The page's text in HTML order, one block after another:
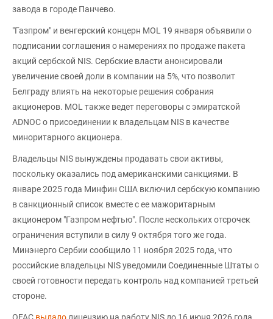
завода в городе Панчево.
"Газпром" и венгерский концерн MOL 19 января объявили о
подписании соглашения о намерениях по продаже пакета
акций сербской NIS. Сербские власти анонсировали
увеличение своей доли в компании на 5%, что позволит
Белграду влиять на некоторые решения собрания
акционеров. MOL также ведет переговоры с эмиратской
ADNOC о присоединении к владельцам NIS в качестве
миноритарного акционера.
Владельцы NIS вынуждены продавать свои активы,
поскольку оказались под американскими санкциями. В
январе 2025 года Минфин США включил сербскую компанию
в санкционный список вместе с ее мажоритарным
акционером "Газпром нефтью". После нескольких отсрочек
ограничения вступили в силу 9 октября того же года.
Минэнерго Сербии сообщило 11 ноября 2025 года, что
российские владельцы NIS уведомили Соединенные Штаты о
своей готовности передать контроль над компанией третьей
стороне.
OFAC выдало лицензию на работу NIS до 16 июня 2026 года.